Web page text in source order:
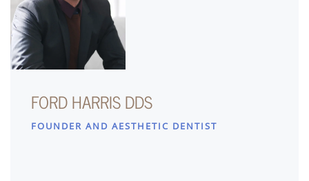
FORD HARRIS DDS
FOUNDER AND AESTHETIC DENTIST